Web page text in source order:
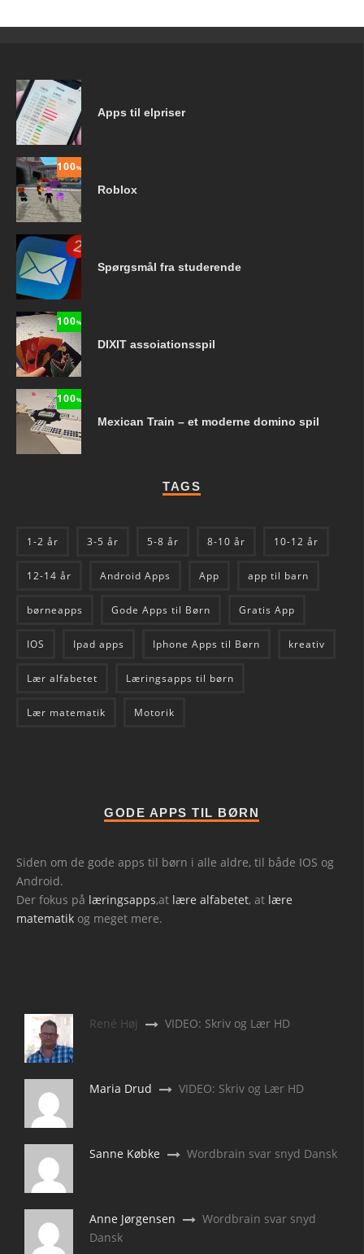
Apps til elpriser
100%
Roblox
Spørgsmål fra studerende
100%
DIXIT assoiationsspil
100%
Mexican Train – et moderne domino spil
TAGS
1-2 år 3-5 år 5-8 år 8-10 år 10-12 år
12-14 år Android Apps App app til barn
børneapps Gode Apps til Børn Gratis App
IOS Ipad apps Iphone Apps til Børn kreativ
Lær alfabetet Læringsapps til børn
Lær matematik Motorik
GODE APPS TIL BØRN
Siden om de gode apps til børn i alle aldre, til både IOS og
Android.
Der fokus på læringsapps,at lære alfabetet, at lære
matematik og meget mere.
René Høj VIDEO: Skriv og Lær HD
Maria Drud VIDEO: Skriv og Lær HD
Sanne Købke Wordbrain svar snyd Dansk
Anne Jørgensen
Wordbrain svar snyd
Dansk